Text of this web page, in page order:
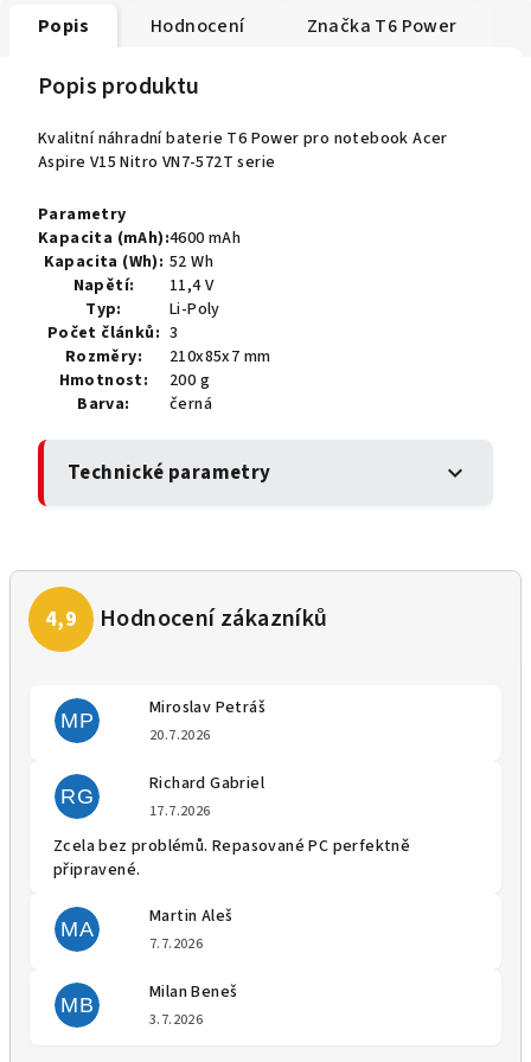
Popis Hodnocení Značka T6 Power
Popis produktu
Kvalitní náhradní baterie T6 Power pro notebook Acer
Aspire V15 Nitro VN7-572T serie
Parametry
Kapacita (mAh):4600 mAh
Kapacita (Wh): 52 Wh
Napětí:
11,4 V
Typ:
Li-Poly
Počet článků: 3
Rozměry:
210x85x7 mm
Hmotnost:
200 g
Barva:
černá
Technické parametry expand_more
MP
Miroslav Petráš
20.7.2026
RG
Richard Gabriel
17.7.2026
Zcela bez problémů. Repasované PC perfektně
připravené.
MA
Martin Aleš
7.7.2026
MB
Milan Beneš
3.7.2026